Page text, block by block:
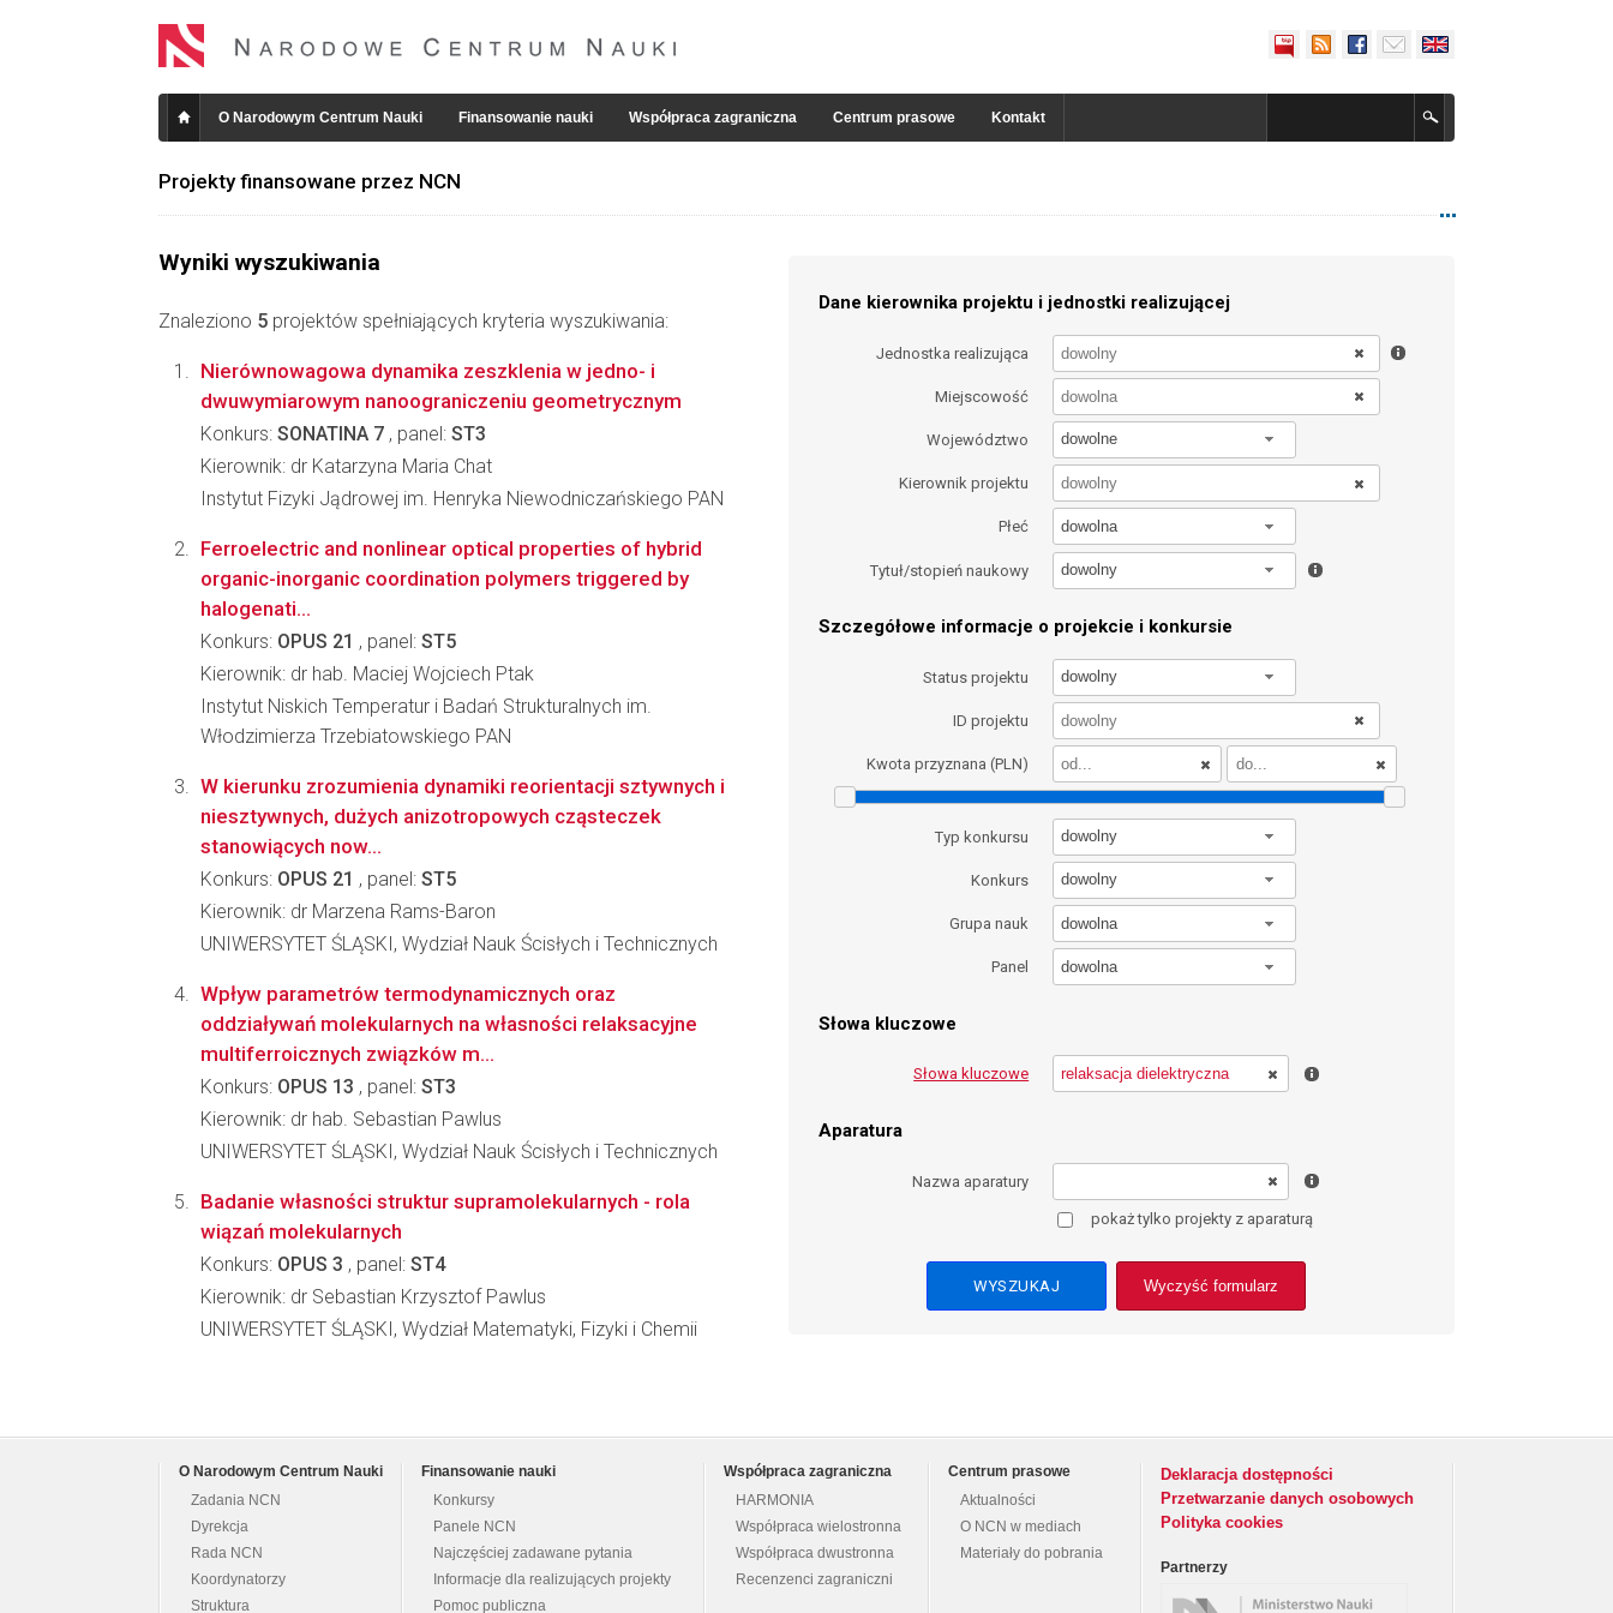
O Narodowym Centrum Nauki Finansowanie nauki Współpraca zagraniczna Centrum prasowe Kontakt
Projekty finansowane przez NCN
Wyniki wyszukiwania
Znaleziono 5 projektów spełniających kryteria wyszukiwania:
Dane kierownika projektu i jednostki realizującej
Jednostka realizująca
Miejscowość
Województwo dowolne
Kierownik projektu
Płeć dowolna
Tytuł/stopień naukowy dowolny
Szczegółowe informacje o projekcie i konkursie
Status projektu dowolny
ID projektu
Kwota przyznana (PLN)
Typ konkursu dowolny
Konkurs dowolny
Grupa nauk dowolna
Panel dowolna
Słowa kluczowe
Słowa kluczowe
Aparatura
Nazwa aparatury
pokaż tylko projekty z aparaturą
Wyczyść formularz
Nierównowagowa dynamika zeszklenia w jedno- i
dwuwymiarowym nanoograniczeniu geometrycznym
Konkurs: SONATINA 7 , panel: ST3
Kierownik: dr Katarzyna Maria Chat
Instytut Fizyki Jądrowej im. Henryka Niewodniczańskiego PAN
Ferroelectric and nonlinear optical properties of hybrid
organic-inorganic coordination polymers triggered by
halogenati...
Konkurs: OPUS 21 , panel: ST5
Kierownik: dr hab. Maciej Wojciech Ptak
Instytut Niskich Temperatur i Badań Strukturalnych im.
Włodzimierza Trzebiatowskiego PAN
W kierunku zrozumienia dynamiki reorientacji sztywnych i
niesztywnych, dużych anizotropowych cząsteczek
stanowiących now...
Konkurs: OPUS 21 , panel: ST5
Kierownik: dr Marzena Rams-Baron
UNIWERSYTET ŚLĄSKI, Wydział Nauk Ścisłych i Technicznych
Wpływ parametrów termodynamicznych oraz
oddziaływań molekularnych na własności relaksacyjne
multiferroicznych związków m...
Konkurs: OPUS 13 , panel: ST3
Kierownik: dr hab. Sebastian Pawlus
UNIWERSYTET ŚLĄSKI, Wydział Nauk Ścisłych i Technicznych
Badanie własności struktur supramolekularnych - rola
wiązań molekularnych
Konkurs: OPUS 3 , panel: ST4
Kierownik: dr Sebastian Krzysztof Pawlus
UNIWERSYTET ŚLĄSKI, Wydział Matematyki, Fizyki i Chemii
O Narodowym Centrum Nauki
Zadania NCN
Dyrekcja
Rada NCN
Koordynatorzy
Struktura
Finansowanie nauki
Konkursy
Panele NCN
Najczęściej zadawane pytania
Informacje dla realizujących projekty
Pomoc publiczna
Współpraca zagraniczna
HARMONIA
Współpraca wielostronna
Współpraca dwustronna
Recenzenci zagraniczni
Centrum prasowe
Aktualności
O NCN w mediach
Materiały do pobrania
Deklaracja dostępności
Przetwarzanie danych osobowych
Polityka cookies
Partnerzy